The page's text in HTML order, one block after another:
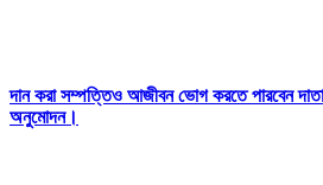
দান করা সম্পত্তিও আজীবন ভোগ করতে পারবেন
অনুমোদন।